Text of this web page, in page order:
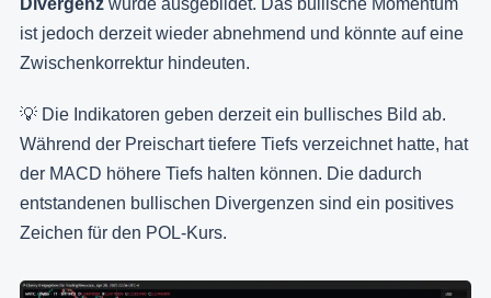
Divergenz wurde ausgebildet. Das bullische Momentum
ist jedoch derzeit wieder abnehmend und könnte auf eine
Zwischenkorrektur hindeuten.
💡 Die Indikatoren geben derzeit ein bullisches Bild ab.
Während der Preischart tiefere Tiefs verzeichnet hatte, hat
der MACD höhere Tiefs halten können. Die dadurch
entstandenen bullischen Divergenzen sind ein positives
Zeichen für den POL-Kurs.